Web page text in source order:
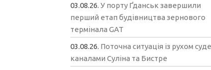
03.08.26.У порту Ґданськ завершили
перший етап будівництва зернового
термінала GAT
03.08.26. Поточна ситуація із рухом
каналами Суліна та Бистре